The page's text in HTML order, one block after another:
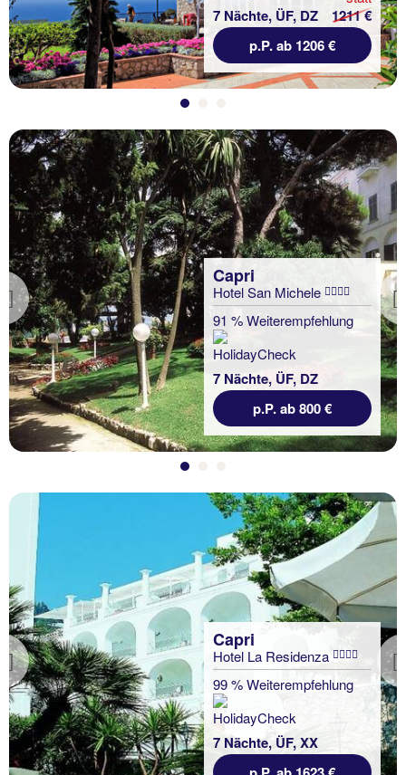
7 Nächte, ÜF, DZ
1211 €
p.P. ab 1206 €
Previous
Capri
Hotel San Michele
91 % Weiterempfehlung
7 Nächte, ÜF, DZ
p.P. ab 800 €
Previous
Capri
Hotel La Residenza
99 % Weiterempfehlung
7 Nächte, ÜF, XX